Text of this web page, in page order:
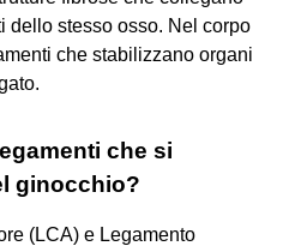
dello stesso osso. Nel corpo
che stabilizzano organi
che si
ginocchio?
(LCA) e Legamento